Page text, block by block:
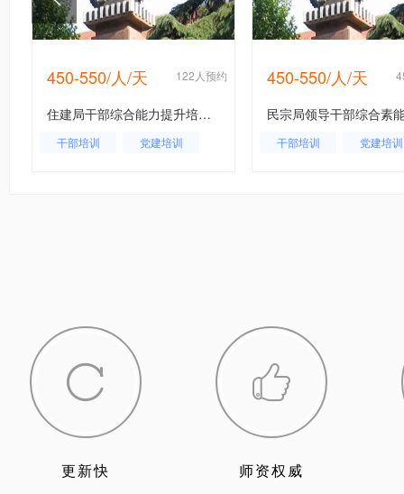
450-550/人/天 122人预约
住建局干部综合能力提升培训班
干部培训
党建培训
450-550/人/天
干部培训 党建培训

更新快

师资权威